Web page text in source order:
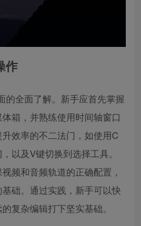
作
的全面了解。新手应首先掌握
箱，并熟练使用时间轴窗口
效率的不二法门，如使用C
以及V键切换到选择工具。
频和音频轨道的正确配置，
础。通过实践，新手可以快
复杂编辑打下坚实基础。